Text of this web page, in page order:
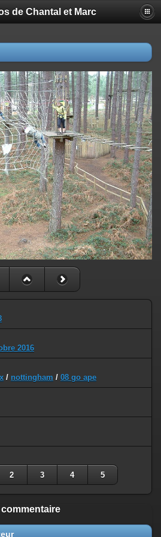
de Chantal et Marc
2016
/ nottingham / 08 go ape
2 3 4 5
commentaire